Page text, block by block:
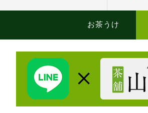
お茶うけ